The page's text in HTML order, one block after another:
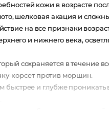
кожи в возрасте
шелковая акация и
на все признаки
и нижнего века,
сохраняется в течение
корсет против морщин.
быстрее и глубже проникать